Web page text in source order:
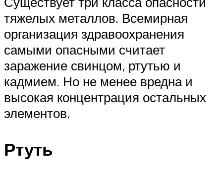
тяжелых металлов. Всемирная
организация здравоохранения
самыми опасными считает
заражение свинцом, ртутью и
кадмием. Но не менее вредна и
высокая концентрация остальных
элементов.
Ртуть